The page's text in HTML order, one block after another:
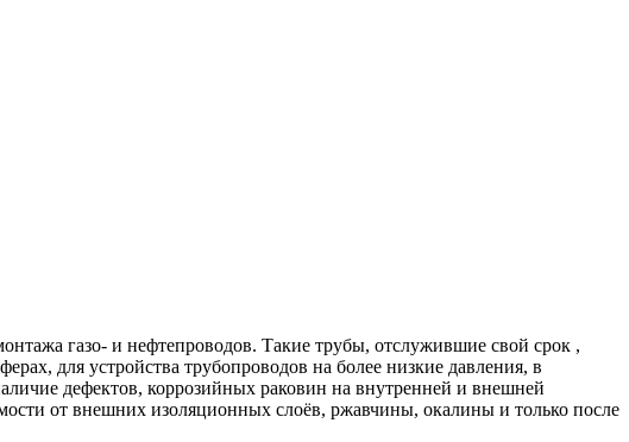
газо- и нефтепроводов. Такие трубы, отслужившие свой срок ,
для устройства трубопроводов на более низкие давления, в
дефектов, коррозийных раковин на внутренней и внешней
от внешних изоляционных слоёв, ржавчины, окалины и только после